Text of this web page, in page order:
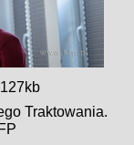
Traktowania.